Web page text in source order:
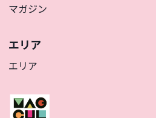
マガジン
エリア
エリア